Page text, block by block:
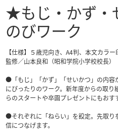
★もじ・かず・
のびワーク
【仕様】５歳児向き、A4判、本文カラ
監修／山本良和（昭和学院小学校校長）
●「もじ」「かず」「せいかつ」の内容
にぴったりのワーク。新年度からの取
らのスタートや卒園プレゼントにもおす
●それぞれに「ねらい」を設定。先取り
信につなげます。